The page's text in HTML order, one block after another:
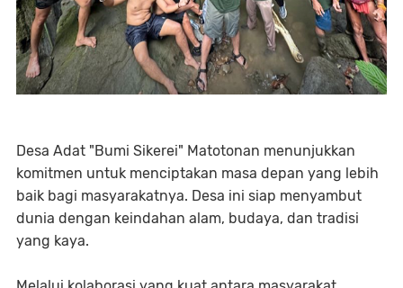
Desa Adat "Bumi Sikerei" Matotonan menunjukkan
komitmen untuk menciptakan masa depan yang lebih
baik bagi masyarakatnya. Desa ini siap menyambut
dunia dengan keindahan alam, budaya, dan tradisi
yang kaya.